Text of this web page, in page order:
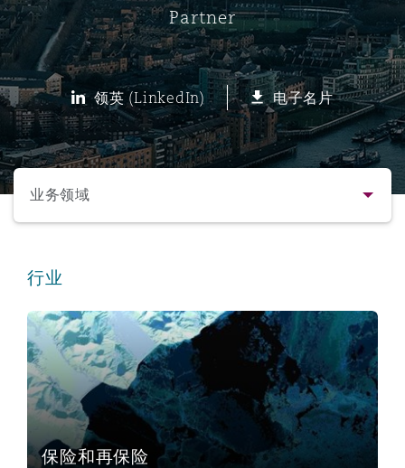
Emergency Response & Crisis
Management
Finance & Leasing
MRO (Maintenance, Repair &
Non-Contentious
劳动、养老金和移民n
金融
险和再保险
Employers' & Public Liability
Employment Practices
Healthcare
Insurance Coverage
目和建筑工程
Public Procurement
房地产
管法规与调查
Fraud & White-Collar Crime
Internal Investigations
Eco Audit
罗比 – 联营办公室
港
隆坡 – 联营办公室
尔本
德里 – 联营办公室
斯
海
保罗
达
雅得
拉斯
佛
萨斯城
斯维加斯
杉矶
阿密
里
柏林（圣史蒂芬绿地大厦）
塞尔多夫
丁堡
拉斯哥（G1大厦）
尔福德
Partner
领英 (LinkedIn) 电子名片
选择所需部分
业务领域
业务领域
法律解析
行业
保险和再保险
保险和再保险